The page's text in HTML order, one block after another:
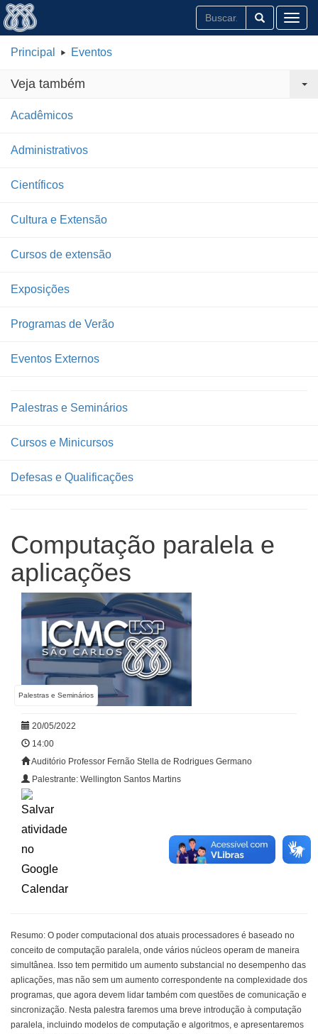
Principal Eventos
Veja também
Acadêmicos
Administrativos
Científicos
Cultura e Extensão
Cursos de extensão
Exposições
Programas de Verão
Eventos Externos
Palestras e Seminários
Cursos e Minicursos
Defesas e Qualificações
Computação paralela e
aplicações
Palestras e Seminários
20/05/2022
14:00
Auditório Professor Fernão Stella de Rodrigues Germano
Palestrante: Wellington Santos Martins
Resumo: O poder computacional dos atuais processadores é baseado no
conceito de computação paralela, onde vários núcleos operam de maneira
simultânea. Isso tem permitido um aumento substancial no desempenho das
aplicações, mas não sem um aumento correspondente na complexidade dos
programas, que agora devem lidar também com questões de comunicação e
sincronização. Nesta palestra faremos uma breve introdução à computação
paralela, incluindo modelos de computação e algoritmos, e apresentaremos